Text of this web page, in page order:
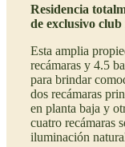
Residencia
de exclusivo
Esta amplia
recámaras y 4.5
para brindar
dos recámaras
en planta baja y
cuatro recámaras
iluminación